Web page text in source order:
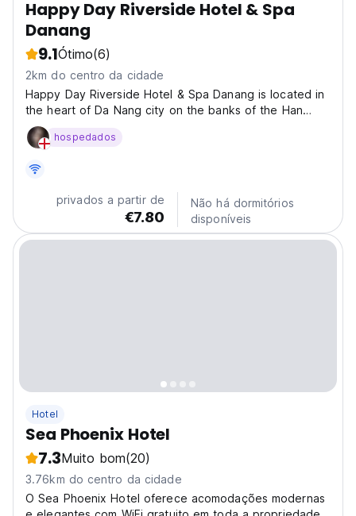
Happy Day Riverside Hotel & Spa
Danang
9.1Ótimo(6)
2km do centro da cidade
Happy Day Riverside Hotel & Spa Danang is located in
the heart of Da Nang city on the banks of the Han
River. The hotel has a modern design with full
amenities and luxury. Here we provide you with full
support...
hospedados
privados a partir de
€7.80
Não há dormitórios
disponíveis
Hotel
Sea Phoenix Hotel
7.3Muito bom(20)
3.76km do centro da cidade
O Sea Phoenix Hotel oferece acomodações modernas